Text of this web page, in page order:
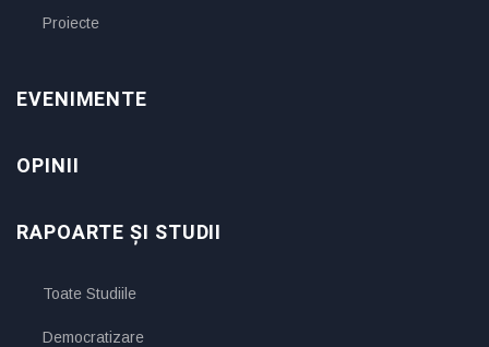
Proiecte
EVENIMENTE
OPINII
RAPOARTE ȘI STUDII
Toate Studiile
Democratizare